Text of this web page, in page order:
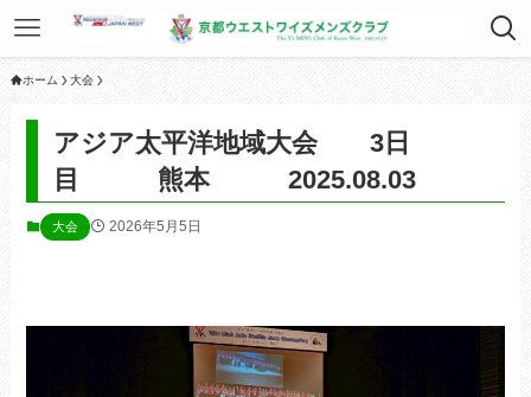
ホーム 大会
アジア太平洋地域大会 3日
目 熊本 2025.08.03
大会 2026年5月5日